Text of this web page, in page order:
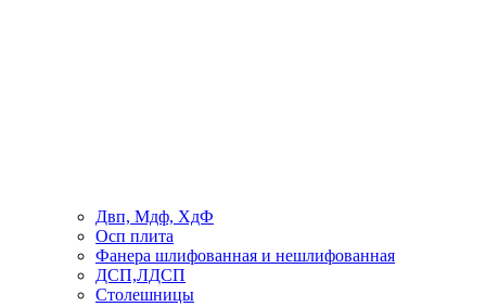
Двп, Мдф, ХдФ
Осп плита
Фанера шлифованная и нешлифованная
ДСП,ЛДСП
Столешницы